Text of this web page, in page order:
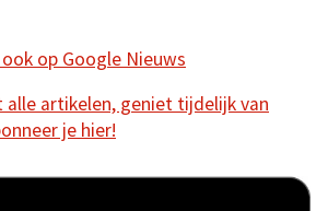
op Google Nieuws
artikelen, geniet tijdelijk van
je hier!